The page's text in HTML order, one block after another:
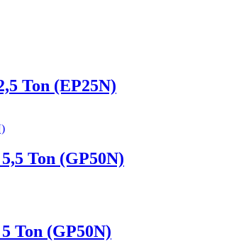
Ton (EP25N)
Ton (GP50N)
Ton (GP50N)